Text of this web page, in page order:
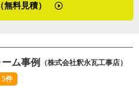
工事の特性を尋ねました。
よる棟の損傷が発生しやす
を兼ね備えた釈永瓦工事店
無料見積）
ム事例
（株式会社釈永瓦工事店）
5件